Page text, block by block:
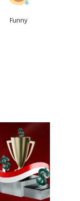
Funny